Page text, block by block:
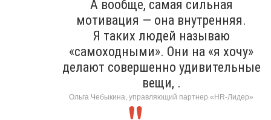
А вообще, самая сильная
мотивация — она внутренняя.
Я таких людей называю
«самоходными». Они на «я хочу»
делают совершенно удивительные
вещи, .
Ольга Чебыкина, управляющий партнер «HR-Лидер»